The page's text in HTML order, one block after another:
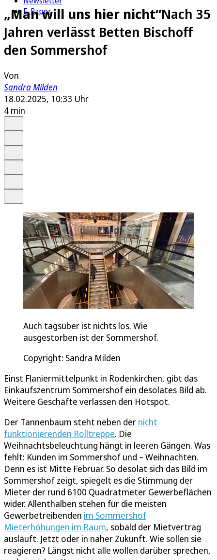
E-Paper
„Man will uns hier nicht“Nach 35
Jahren verlässt Betten Bischoff
den Sommershof
Von
Sandra Milden
18.02.2025, 10:33 Uhr
4 min
Auch tagsüber ist nichts los. Wie
ausgestorben ist der Sommershof.
Copyright: Sandra Milden
Einst Flaniermittelpunkt in Rodenkirchen, gibt das
Einkaufszentrum Sommershof ein desolates Bild ab.
Weitere Geschäfte verlassen den Hotspot.
Der Tannenbaum steht neben der nicht
funktionierenden Rolltreppe. Die
Weihnachtsbeleuchtung hängt in leeren Gängen. Was
fehlt: Kunden im Sommershof und – Weihnachten.
Denn es ist Mitte Februar. So desolat sich das Bild im
Sommershof zeigt, spiegelt es die Stimmung der
Mieter der rund 6100 Quadratmeter Gewerbeflächen
wider. Allenthalben stehen für die meisten
Gewerbetreibenden im Sommershof
Mieterhöhungen im Raum, sobald der Mietvertrag
ausläuft. Jetzt oder in naher Zukunft. Wie sollen sie
reagieren? Längst nicht alle wollen darüber sprechen,